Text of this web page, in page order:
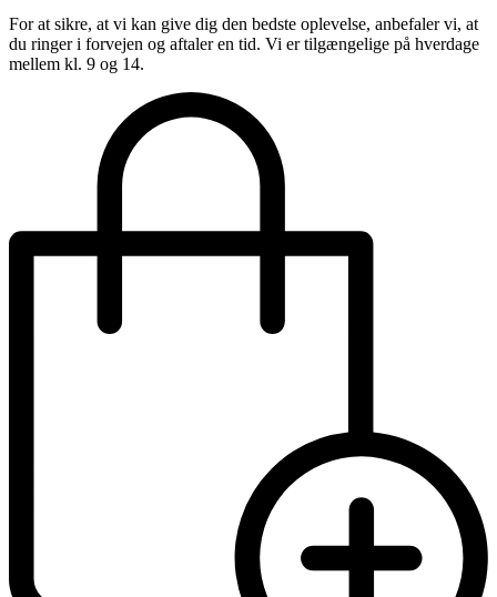
For at sikre, at vi kan give dig den bedste oplevelse, anbefaler vi, at
du ringer i forvejen og aftaler en tid. Vi er tilgængelige på hverdage
mellem kl. 9 og 14.